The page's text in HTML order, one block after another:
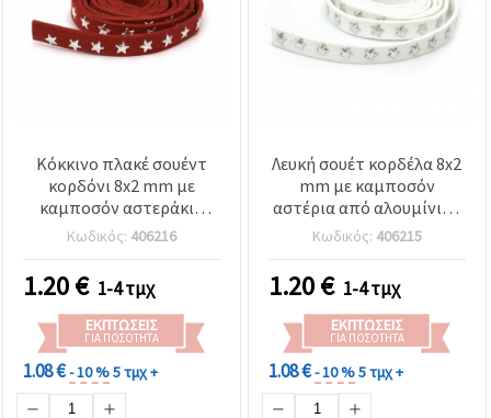
Κόκκινο πλακέ σουέντ
κορδόνι 8x2 mm με
καμποσόν αστεράκια
από αλουμίνιο σε ασημί
χρώμα – 1 μέτρο
Κωδικός: 406216
1.20€ 1-4 τμχ
ΕΚΠΤΏΣΕΙΣ
ΓΙΑ ΠΟΣΌΤΗΤΑ
1.08 €- 10 %5 τμχ +
Λευκή σουέτ κορδέλα 8x2
mm με καμποσόν
αστέρια από αλουμίνιο -
1 μέτρο
Κωδικός: 406215
1.20€ 1-4 τμχ
ΕΚΠΤΏΣΕΙΣ
ΓΙΑ ΠΟΣΌΤΗΤΑ
1.08 €- 10 %5 τμχ +